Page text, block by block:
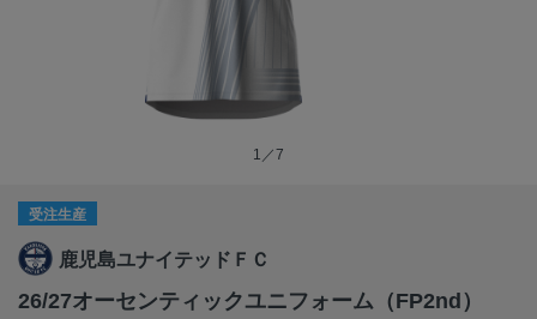
1／7
受注生産
鹿児島ユナイテッドＦＣ
26/27オーセンティックユニフォーム（FP2nd）